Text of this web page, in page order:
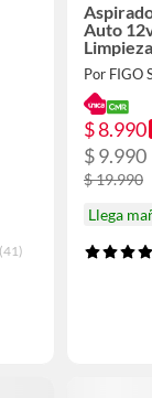
(41)
Auto
Autos
Por FIGO
$ 8.990
$ 9.990
$ 19.990
Llega